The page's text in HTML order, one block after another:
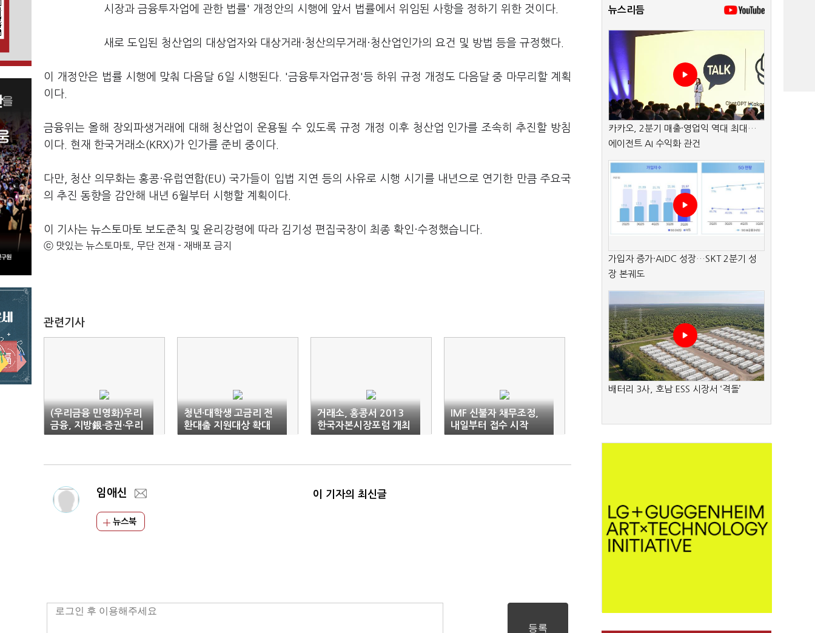
시장과 금융투자업에 관한 법률' 개정안의 시행에 앞서 법률에서 위임된 사항을 정하기 위한 것이다.
새로 도입된 청산업의 대상업자와 대상거래·청산의무거래·청산업인가의 요건 및 방법 등을 규정했다.
이 개정안은 법률 시행에 맞춰 다음달 6일 시행된다. '금융투자업규정'등 하위 규정 개정도 다음달 중 마무리할 계획
이다.
금융위는 올해 장외파생거래에 대해 청산업이 운용될 수 있도록 규정 개정 이후 청산업 인가를 조속히 추진할 방침
이다. 현재 한국거래소(KRX)가 인가를 준비 중이다.
다만, 청산 의무화는 홍콩·유럽연합(EU) 국가들이 입법 지연 등의 사유로 시행 시기를 내년으로 연기한 만큼 주요국
의 추진 동향을 감안해 내년 6월부터 시행할 계획이다.
이 기사는 뉴스토마토 보도준칙 및 윤리강령에 따라 김기성 편집국장이 최종 확인·수정했습니다.
ⓒ 맛있는 뉴스토마토, 무단 전재 - 재배포 금지
관련기사
(우리금융 민영화)우리
금융, 지방銀·증권·우리
銀 3그룹으로 나눠 분리
청년·대학생 고금리 전
환대출 지원대상 확대
거래소, 홍콩서 2013
한국자본시장포럼 개최
IMF 신불자 채무조정,
내일부터 접수 시작
임애신
뉴스북
이 기자의 최신글
뉴스리듬
카카오, 2분기 매출·영업익 역대 최대…
에이전트 AI 수익화 관건
가입자 증가·AIDC 성장…SKT 2분기 성
장 본궤도
배터리 3사, 호남 ESS 시장서 ‘격돌’